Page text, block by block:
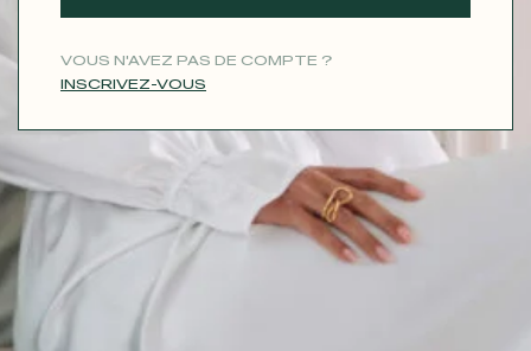
VOUS N'AVEZ PAS DE COMPTE ?
INSCRIVEZ-VOUS